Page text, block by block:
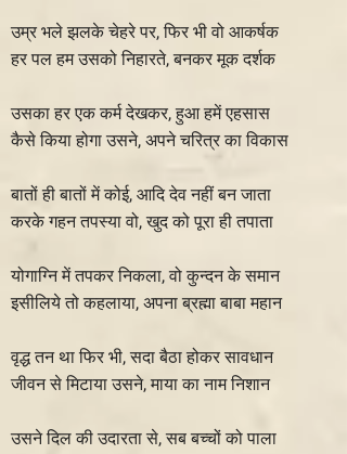
उम्र भले झलके चेहरे पर, फिर भी वो आकर्षक
हर पल हम उसको निहारते, बनकर मूक दर्शक
उसका हर एक कर्म देखकर, हुआ हमें एहसास
कैसे किया होगा उसने, अपने चरित्र का विकास
बातों ही बातों में कोई, आदि देव नहीं बन जाता
करके गहन तपस्या वो, खुद को पूरा ही तपाता
योगाग्नि में तपकर निकला, वो कुन्दन के समान
इसीलिये तो कहलाया, अपना ब्रह्मा बाबा महान
वृद्ध तन था फिर भी, सदा बैठा होकर सावधान
जीवन से मिटाया उसने, माया का नाम निशान
उसने दिल की उदारता से, सब बच्चों को पाला